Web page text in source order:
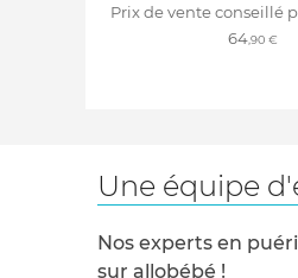
Prix de vente conseillé
64,90 €
Une équipe
Nos experts en
sur allobébé !